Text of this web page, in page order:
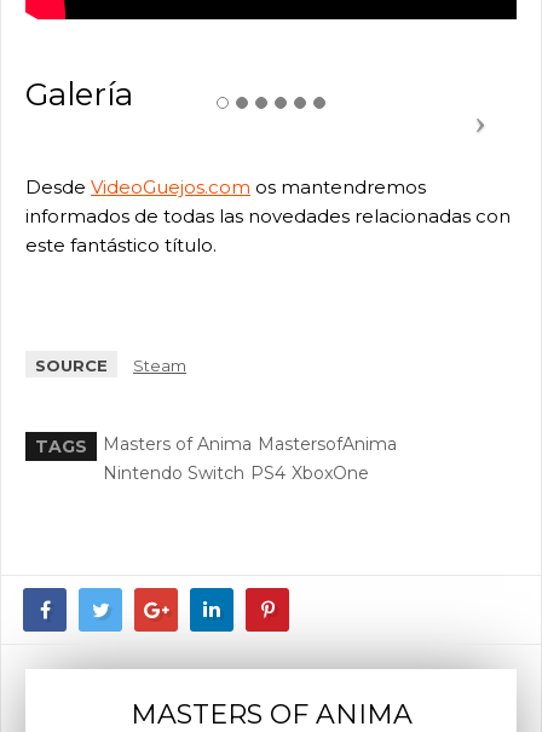
Galería
Desde VideoGuejos.com os mantendremos
informados de todas las novedades relacionadas con
este fantástico título.
SOURCE Steam
TAGS Masters of Anima MastersofAnima
Nintendo Switch PS4 XboxOne
MASTERS OF ANIMA